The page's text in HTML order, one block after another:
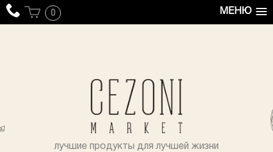
МЕНЮ
0
лучшие продукты для лучшей жизни